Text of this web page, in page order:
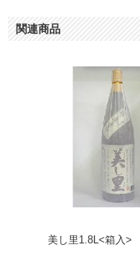
関連商品
美し里1.8L<箱入>